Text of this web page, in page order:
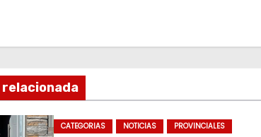
CATEGORIAS NOTICIAS PROVINCIALES